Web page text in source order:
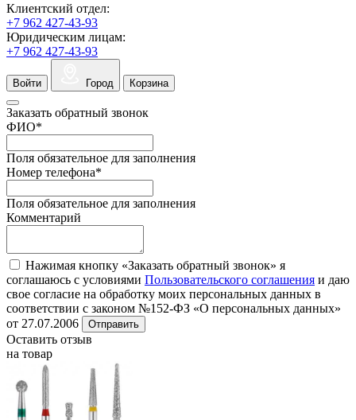
Клиентский отдел:
+7 962 427-43-93
Юридическим лицам:
+7 962 427-43-93
Войти Город Корзина
Заказать обратный звонок
ФИО*
Поля обязательное для заполнения
Номер телефона*
Поля обязательное для заполнения
Комментарий
Нажимая кнопку «Заказать обратный звонок» я
соглашаюсь с условиями Пользовательского соглашения и даю
свое согласие на обработку моих персональных данных в
соответствии с законом №152-ФЗ «О персональных данных»
от 27.07.2006
Отправить
Оставить отзыв
на товар